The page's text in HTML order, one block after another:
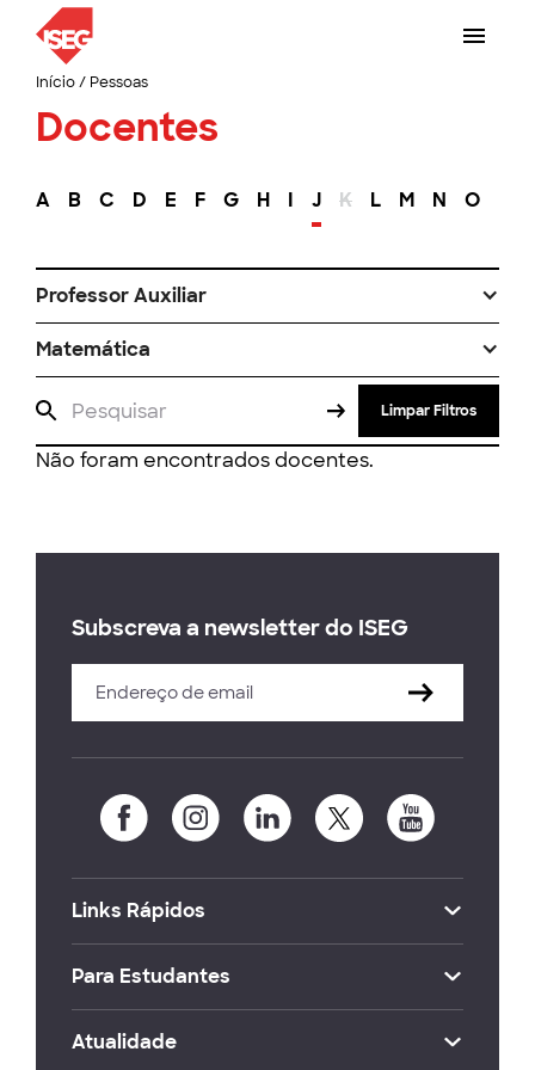
Início/ Pessoas
Docentes
A B C D E F G H I J K L M N O
Professor Auxiliar
Matemática
Limpar Filtros
Não foram encontrados docentes.
Subscreva a newsletter do ISEG
Links Rápidos
Para Estudantes
Atualidade